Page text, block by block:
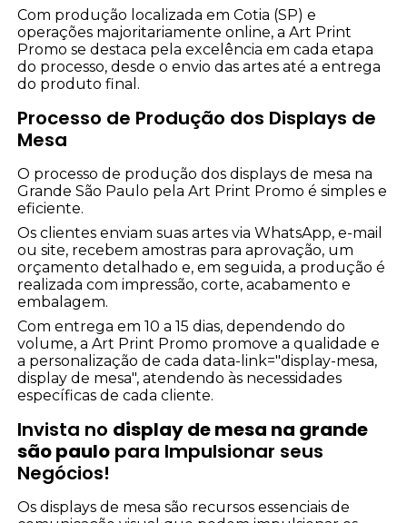
Com produção localizada em Cotia (SP) e
operações majoritariamente online, a Art Print
Promo se destaca pela excelência em cada etapa
do processo, desde o envio das artes até a entrega
do produto final.
Processo de Produção dos Displays de
Mesa
O processo de produção dos displays de mesa na
Grande São Paulo pela Art Print Promo é simples e
eficiente.
Os clientes enviam suas artes via WhatsApp, e-mail
ou site, recebem amostras para aprovação, um
orçamento detalhado e, em seguida, a produção é
realizada com impressão, corte, acabamento e
embalagem.
Com entrega em 10 a 15 dias, dependendo do
volume, a Art Print Promo promove a qualidade e
a personalização de cada data-link="display-mesa,
display de mesa", atendendo às necessidades
específicas de cada cliente.
Invista no display de mesa na grande
são paulo para Impulsionar seus
Negócios!
Os displays de mesa são recursos essenciais de